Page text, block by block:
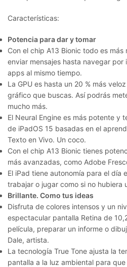
Características:
Potencia para dar y tomar
Con el chip A13 Bionic todo es
enviar mensajes hasta navegar por
apps al mismo tiempo.
La GPU es hasta un 20 % más
gráfico que buscas. Así podrás
mucho más.
El Neural Engine es más potente y
de iPadOS 15 basadas en el
Texto en Vivo. Un coco.
Con el chip A13 Bionic tienes
más avanzadas, como Adobe
El iPad tiene autonomía para el día
trabajar o jugar como si no hubiera
Brillante. Como tus ideas
Disfruta de colores intensos y un
espectacular pantalla Retina de
película, preparar un informe o
Dale, artista.
La tecnología True Tone ajusta la
pantalla a la luz ambiental para